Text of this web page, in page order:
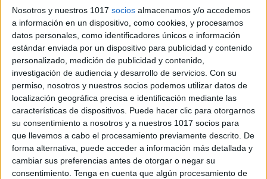
Nosotros y nuestros 1017 socios almacenamos y/o accedemos
a información en un dispositivo, como cookies, y procesamos
datos personales, como identificadores únicos e información
estándar enviada por un dispositivo para publicidad y contenido
personalizado, medición de publicidad y contenido,
investigación de audiencia y desarrollo de servicios. Con su
permiso, nosotros y nuestros socios podemos utilizar datos de
localización geográfica precisa e identificación mediante las
características de dispositivos. Puede hacer clic para otorgarnos
su consentimiento a nosotros y a nuestros 1017 socios para
que llevemos a cabo el procesamiento previamente descrito. De
forma alternativa, puede acceder a información más detallada y
cambiar sus preferencias antes de otorgar o negar su
consentimiento. Tenga en cuenta que algún procesamiento de
REFERENTES DIDÁCTICOS DE CUERPOS
GEOMETRICOS 3D
Publicado el 25 febrero, 2024
Los cuerpos geométricos 3D son una parte
fundamental del aprendizaje matemático en todas las
etapas educativas. A través de la exploración de estas
formas, los estudiantes pueden comprender mejor el
[…]
SEGUIR LEYENDO